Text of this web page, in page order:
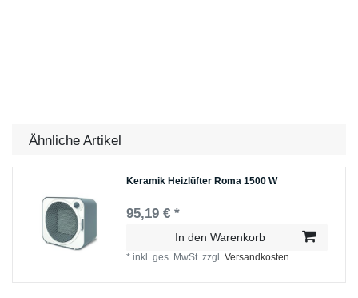
Ähnliche Artikel
Keramik Heizlüfter Roma 1500 W
95,19 € *
In den Warenkorb
*inkl. ges. MwSt. zzgl.Versandkosten